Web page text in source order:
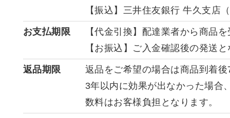
【振込】三井住友銀行 牛久支
お支払期限
【代金引換】配達業者から商品
【お振込】ご入金確認後の発送
返品期限
返品をご希望の場合は商品到着
3年以内に効果が出なかった場合
数料はお客様負担となります。